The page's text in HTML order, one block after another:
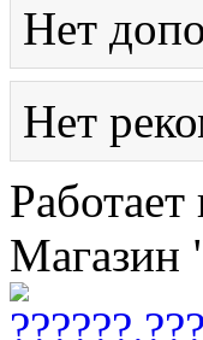
Нет
Нет
Работает